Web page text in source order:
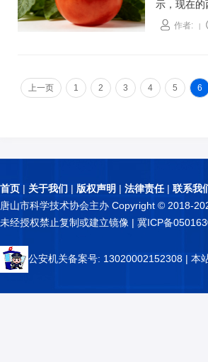
示，现在的
受，很多
作者:
上一页 1 2 3 4 5 6
首页 | 关于我们 | 版权声明 | 法律责任| 联系我
唐山市科学技术协会主办 Copyright © 2018-
未经授权禁止复制或建立镜像 | 冀ICP备
公安机关备案号: 13020002152308 | 本